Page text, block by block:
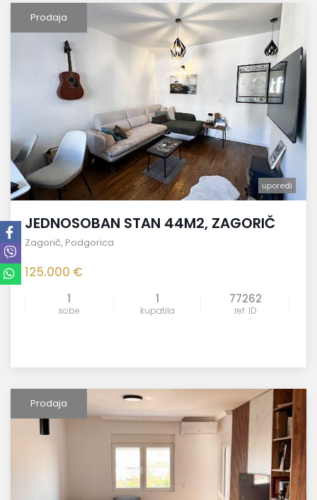
Prodaja
uporedi
JEDNOSOBAN STAN 44M2, ZAGORIČ
Zagorič, Podgorica
125.000 €
1
sobe
1
kupatila
77262
ref. ID
Prodaja